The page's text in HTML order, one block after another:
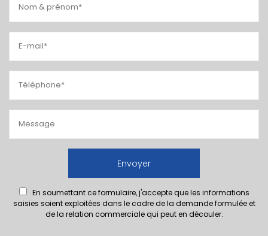
En soumettant ce formulaire, j'accepte que les informations
saisies soient exploitées dans le cadre de la demande formulée et
de la relation commerciale qui peut en découler.